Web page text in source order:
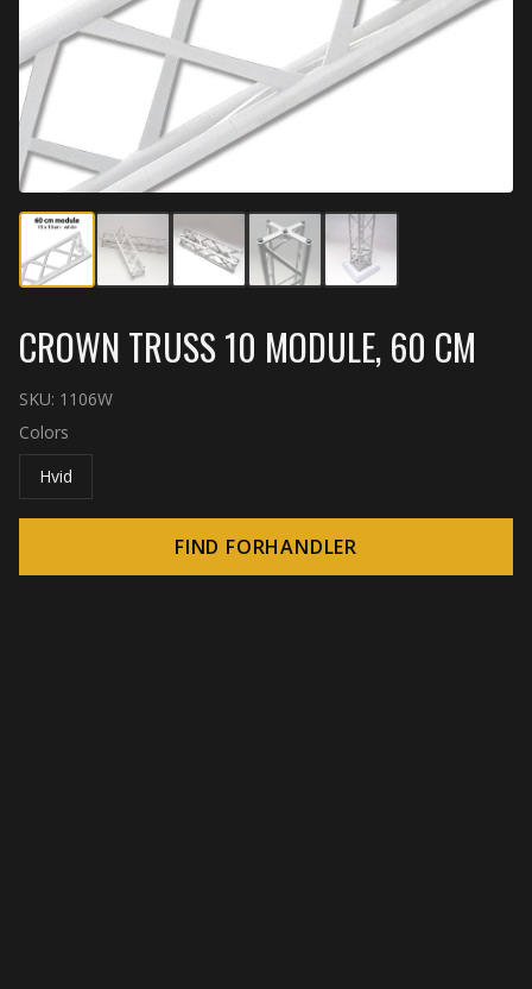
CROWN TRUSS 10 MODULE, 60 CM
SKU: 1106W
Colors
Hvid
FIND FORHANDLER